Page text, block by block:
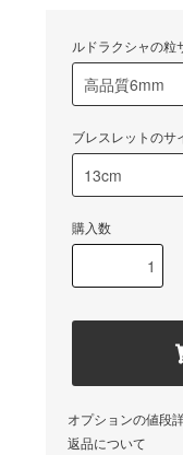
ルドラクシャの粒
ブレスレットのサ
購入数
オプションの値段
返品について